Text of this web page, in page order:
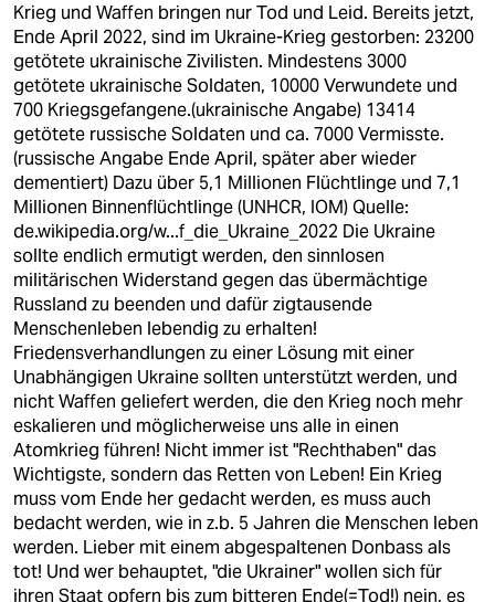
Krieg und Waffen bringen nur Tod und Leid. Bereits jetzt,
Ende April 2022, sind im Ukraine-Krieg gestorben: 23200
getötete ukrainische Zivilisten. Mindestens 3000
getötete ukrainische Soldaten, 10000 Verwundete und
700 Kriegsgefangene.(ukrainische Angabe) 13414
getötete russische Soldaten und ca. 7000 Vermisste.
(russische Angabe Ende April, später aber wieder
dementiert) Dazu über 5,1 Millionen Flüchtlinge und 7,1
Millionen Binnenflüchtlinge (UNHCR, IOM) Quelle:
de.wikipedia.org/w...f_die_Ukraine_2022 Die Ukraine
sollte endlich ermutigt werden, den sinnlosen
militärischen Widerstand gegen das übermächtige
Russland zu beenden und dafür zigtausende
Menschenleben lebendig zu erhalten!
Friedensverhandlungen zu einer Lösung mit einer
Unabhängigen Ukraine sollten unterstützt werden, und
nicht Waffen geliefert werden, die den Krieg noch mehr
eskalieren und möglicherweise uns alle in einen
Atomkrieg führen! Nicht immer ist "Rechthaben" das
Wichtigste, sondern das Retten von Leben! Ein Krieg
muss vom Ende her gedacht werden, es muss auch
bedacht werden, wie in z.b. 5 Jahren die Menschen leben
werden. Lieber mit einem abgespaltenen Donbass als
tot! Und wer behauptet, "die Ukrainer" wollen sich für
ihren Staat opfern bis zum bitteren Ende(=Tod!) nein, es